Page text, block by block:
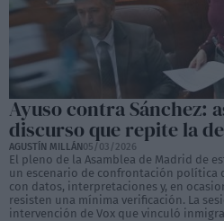
Ayuso contra Sánchez:
discurso que repite la
AGUSTÍN MILLÁN05/03/2026
El pleno de la Asamblea de Madrid de
un escenario de confrontación política
con datos, interpretaciones y, en
resisten una mínima verificación. La
intervención de Vox que vinculó